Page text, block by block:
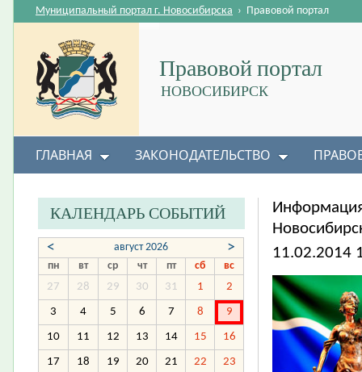
Правовой портал
НОВОСИБИРСК
Муниципальный портал г. Новосибирска › Правовой портал
ГЛАВНАЯ ЗАКОНОДАТЕЛЬСТВО
11.02.2014
КАЛЕНДАРЬ СОБЫТИЙ
< август 2026 >
пн вт ср чт пт сб
вс
27
28 29 30 31 1 2
3 4 5 6 7 8 9
10 11 12 13 14 15 16
17 18 19 20 21 22 23